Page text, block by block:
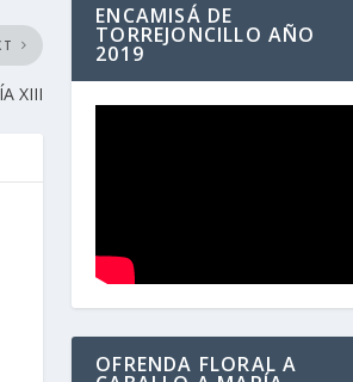
XIII
ENCAMISÁ DE
TORREJONCILLO AÑO
2019
OFRENDA FLORAL A